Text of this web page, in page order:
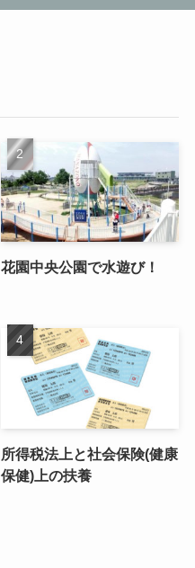
花園中央公園で水遊び！
所得税法上と社会保険(健康
保健)上の扶養